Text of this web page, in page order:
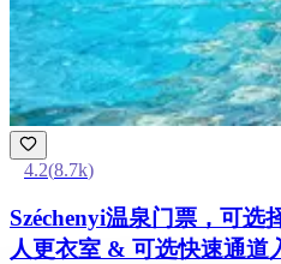
4.2(8.7k)
Széchenyi温泉门票，可选
人更衣室 & 可选快速通道